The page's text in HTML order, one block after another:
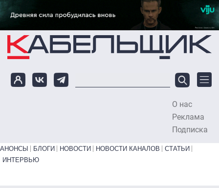
Перейти к основному содержанию
О нас
Реклама
Подписка
Primary links bottom
АНОНСЫ БЛОГИ НОВОСТИ НОВОСТИ КАНАЛОВ
СТАТЬИ
ИНТЕРВЬЮ